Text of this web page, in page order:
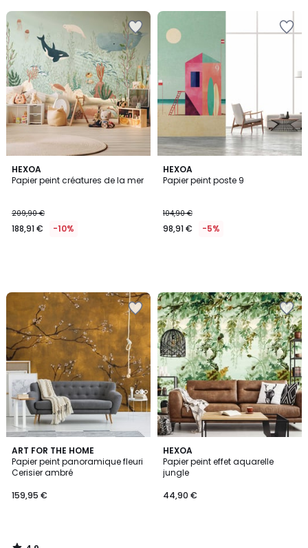
HEXOA
Papier peint créatures de la mer
209,90 €
188,91 € -10%
HEXOA
Papier peint poste 9
104,90 €
98,91 € -5%
ART FOR THE HOME
Papier peint panoramique fleuri
Cerisier ambré
159,95 €
4,9
/ 5
HEXOA
Papier peint effet aquarelle
jungle
44,90 €